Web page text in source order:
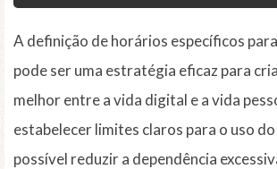
A definição de horários específicos
pode ser uma estratégia eficaz para
melhor entre a vida digital e a vida
estabelecer limites claros para o uso
possível reduzir a dependência